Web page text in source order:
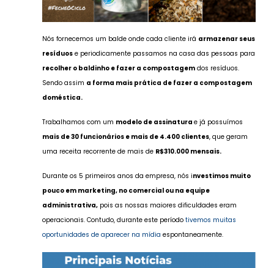
Nós fornecemos um balde onde cada cliente irá armazenar seus
resíduose periodicamente passamos na casa das pessoas para
recolher o baldinho e fazer a compostagemdos resíduos.
Sendo assim a forma mais prática de fazer a compostagem
doméstica.
Trabalhamos com um modelo de assinatura e já possuímos
mais de 30 funcionários e mais de 4.400 clientes, que geram
uma receita recorrente de mais de R$310.000 mensais.
Durante os 5 primeiros anos da empresa, nós investimos muito
pouco em marketing, no comercial ou na equipe
administrativa,pois as nossas maiores dificuldades eram
operacionais. Contudo, durante este período tivemos muitas
oportunidades de aparecer na mídia espontaneamente.